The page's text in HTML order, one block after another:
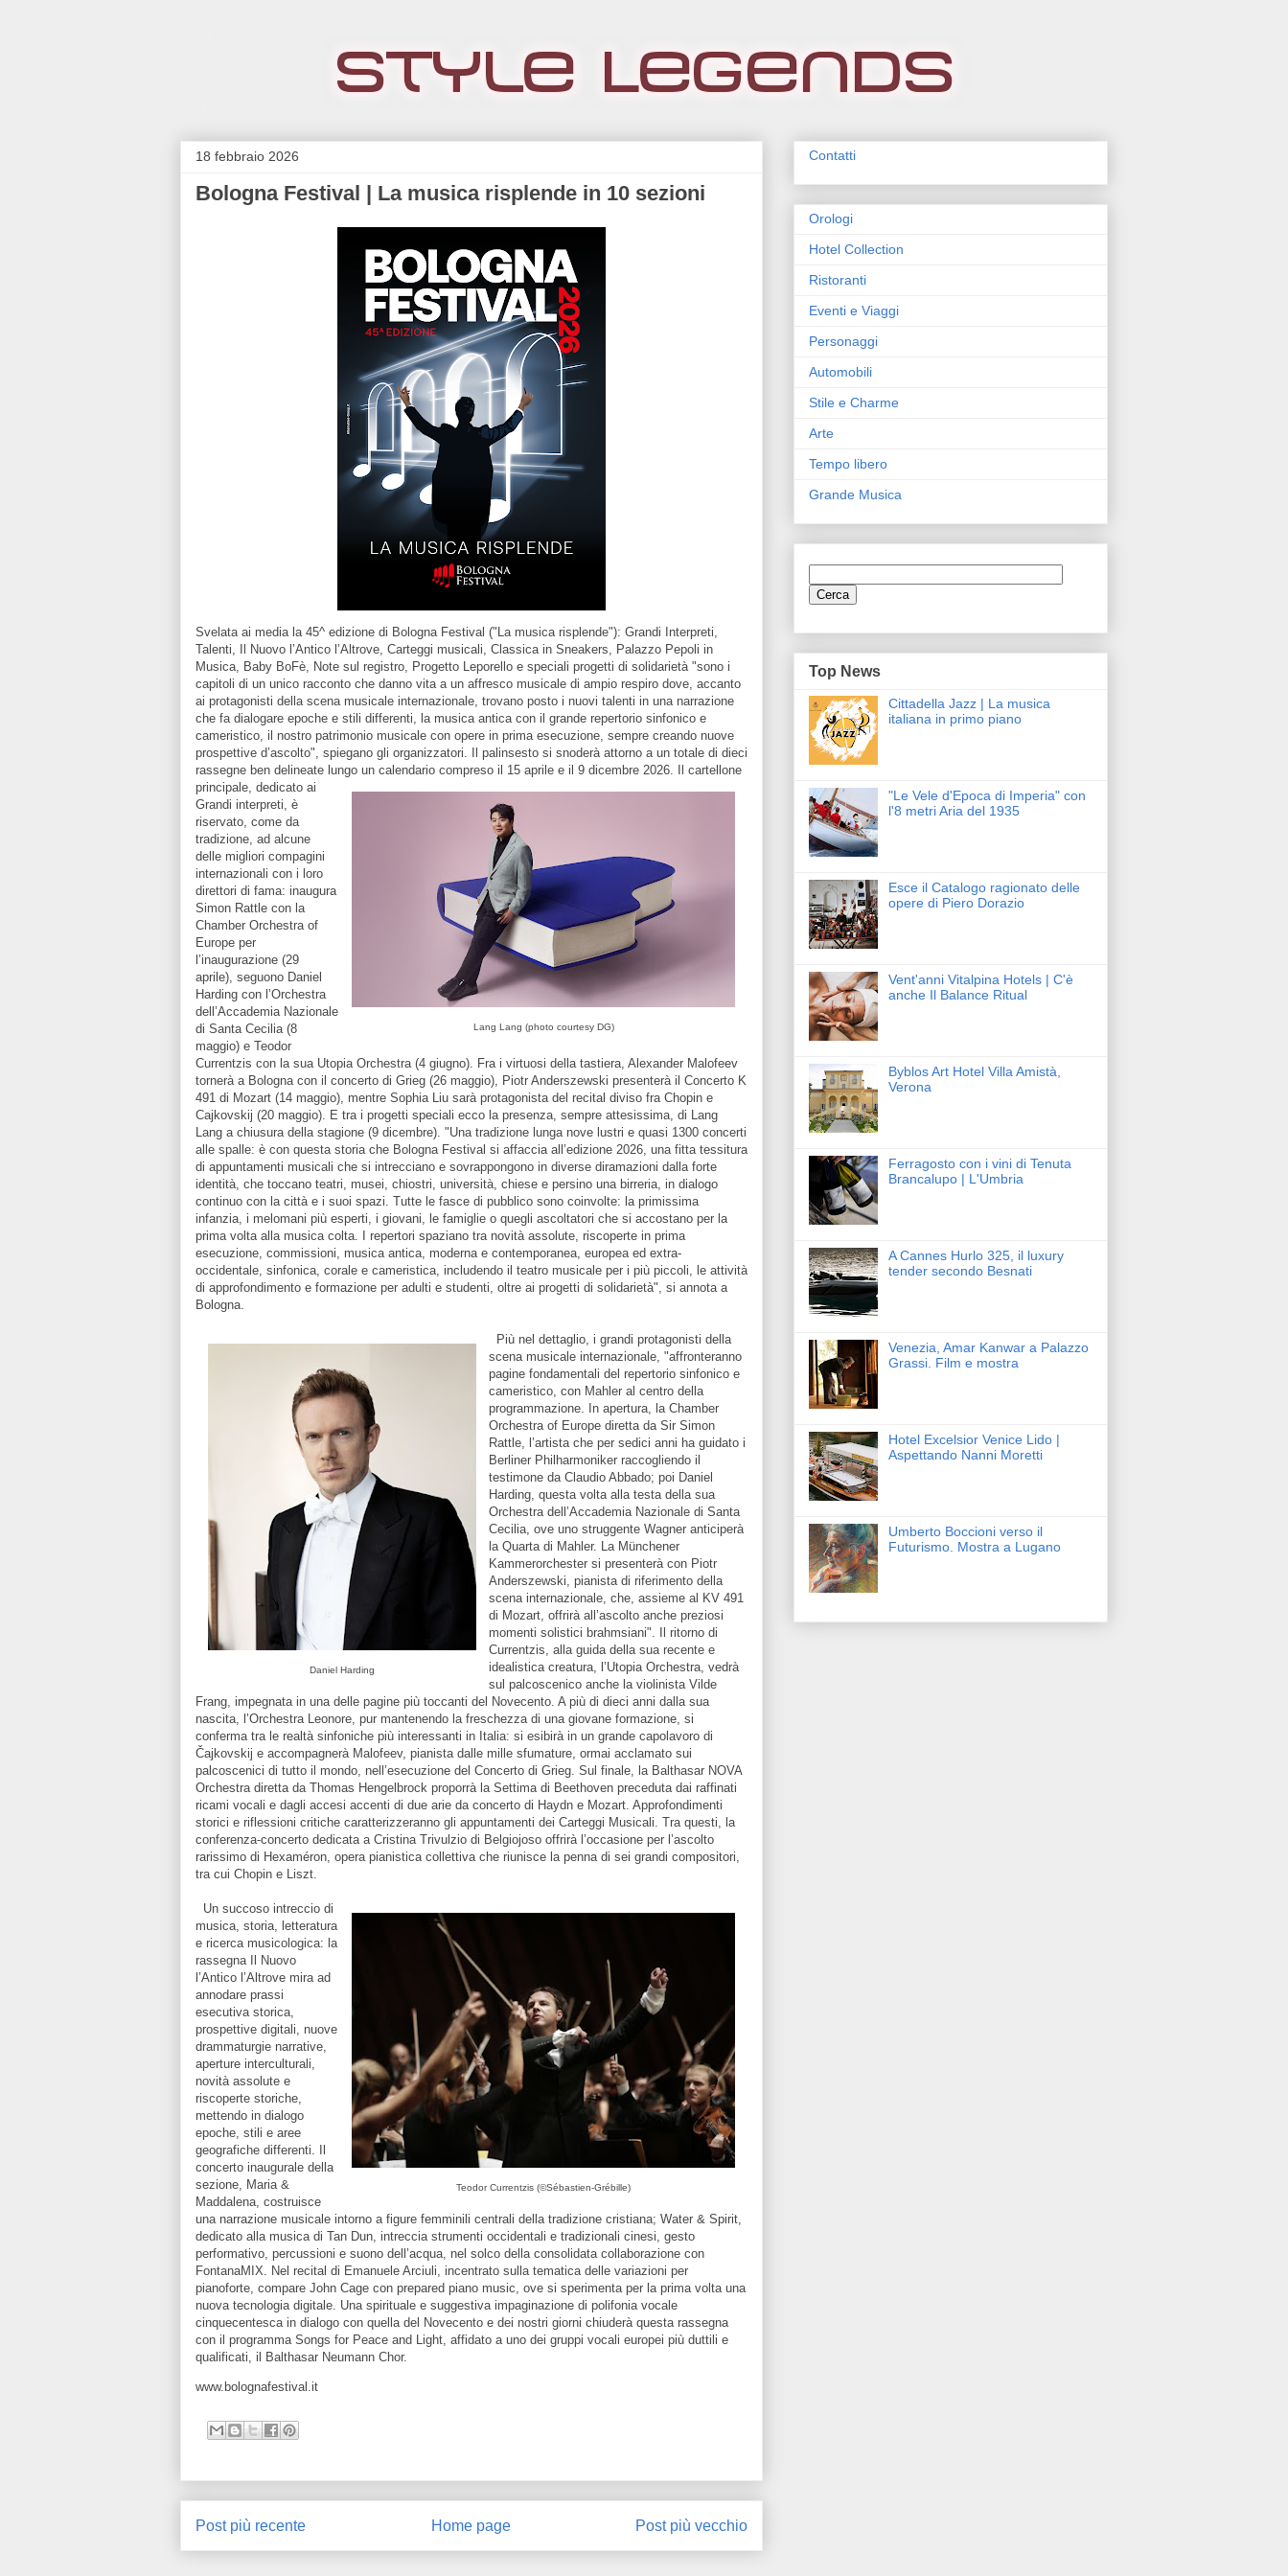
18 febbraio 2026
Bologna Festival | La musica risplende in 10 sezioni
Svelata ai media la 45^ edizione di Bologna Festival ("La musica risplende"): Grandi Interpreti,
Talenti, Il Nuovo l’Antico l’Altrove, Carteggi musicali, Classica in Sneakers, Palazzo Pepoli in
Musica, Baby BoFè, Note sul registro, Progetto Leporello e speciali progetti di solidarietà "sono i
capitoli di un unico racconto che danno vita a un affresco musicale di ampio respiro dove, accanto
ai protagonisti della scena musicale internazionale, trovano posto i nuovi talenti in una narrazione
che fa dialogare epoche e stili differenti, la musica antica con il grande repertorio sinfonico e
cameristico, il nostro patrimonio musicale con opere in prima esecuzione, sempre creando nuove
prospettive d’ascolto", spiegano gli organizzatori. Il palinsesto si snoderà attorno a un totale di dieci
rassegne ben delineate lungo un calendario compreso il 15 aprile e il 9 dicembre 2026.
Lang Lang (photo courtesy DG)
Il cartellone
principale, dedicato ai
Grandi interpreti, è
riservato, come da
tradizione, ad alcune
delle migliori compagini
internazionali con i loro
direttori di fama: inaugura
Simon Rattle con la
Chamber Orchestra of
Europe per
l’inaugurazione (29
aprile), seguono Daniel
Harding con l’Orchestra
dell’Accademia Nazionale
di Santa Cecilia (8
maggio) e Teodor
Currentzis con la sua Utopia Orchestra (4 giugno). Fra i virtuosi della tastiera, Alexander Malofeev
tornerà a Bologna con il concerto di Grieg (26 maggio), Piotr Anderszewski presenterà il Concerto K
491 di Mozart (14 maggio), mentre Sophia Liu sarà protagonista del recital diviso fra Chopin e
Cajkovskij (20 maggio). E tra i progetti speciali ecco la presenza, sempre attesissima, di Lang
Lang a chiusura della stagione (9 dicembre). "Una tradizione lunga nove lustri e quasi 1300 concerti
alle spalle: è con questa storia che Bologna Festival si affaccia all’edizione 2026, una fitta tessitura
di appuntamenti musicali che si intrecciano e sovrappongono in diverse diramazioni dalla forte
identità, che toccano teatri, musei, chiostri, università, chiese e persino una birreria, in dialogo
continuo con la città e i suoi spazi. Tutte le fasce di pubblico sono coinvolte: la primissima
infanzia, i melomani più esperti, i giovani, le famiglie o quegli ascoltatori che si accostano per la
prima volta alla musica colta. I repertori spaziano tra novità assolute, riscoperte in prima
esecuzione, commissioni, musica antica, moderna e contemporanea, europea ed extra-
occidentale, sinfonica, corale e cameristica, includendo il teatro musicale per i più piccoli, le attività
di approfondimento e formazione per adulti e studenti, oltre ai progetti di solidarietà", si annota a
Bologna.
Daniel Harding
Più nel dettaglio, i grandi protagonisti della
scena musicale internazionale, "affronteranno
pagine fondamentali del repertorio sinfonico e
cameristico, con Mahler al centro della
programmazione. In apertura, la Chamber
Orchestra of Europe diretta da Sir Simon
Rattle, l’artista che per sedici anni ha guidato i
Berliner Philharmoniker raccogliendo il
testimone da Claudio Abbado; poi Daniel
Harding, questa volta alla testa della sua
Orchestra dell’Accademia Nazionale di Santa
Cecilia, ove uno struggente Wagner anticiperà
la Quarta di Mahler. La Münchener
Kammerorchester si presenterà con Piotr
Anderszewski, pianista di riferimento della
scena internazionale, che, assieme al KV 491
di Mozart, offrirà all’ascolto anche preziosi
momenti solistici brahmsiani". Il ritorno di
Currentzis, alla guida della sua recente e
idealistica creatura, l’Utopia Orchestra, vedrà
sul palcoscenico anche la violinista Vilde
Frang, impegnata in una delle pagine più toccanti del Novecento. A più di dieci anni dalla sua
nascita, l’Orchestra Leonore, pur mantenendo la freschezza di una giovane formazione, si
conferma tra le realtà sinfoniche più interessanti in Italia: si esibirà in un grande capolavoro di
Čajkovskij e accompagnerà Malofeev, pianista dalle mille sfumature, ormai acclamato sui
palcoscenici di tutto il mondo, nell’esecuzione del Concerto di Grieg. Sul finale, la Balthasar NOVA
Orchestra diretta da Thomas Hengelbrock proporrà la Settima di Beethoven preceduta dai raffinati
ricami vocali e dagli accesi accenti di due arie da concerto di Haydn e Mozart. Approfondimenti
storici e riflessioni critiche caratterizzeranno gli appuntamenti dei Carteggi Musicali. Tra questi, la
conferenza-concerto dedicata a Cristina Trivulzio di Belgiojoso offrirà l’occasione per l’ascolto
rarissimo di Hexaméron, opera pianistica collettiva che riunisce la penna di sei grandi compositori,
tra cui Chopin e Liszt.
Teodor Currentzis (©Sébastien-Grébille)
Un succoso intreccio di
musica, storia, letteratura
e ricerca musicologica: la
rassegna Il Nuovo
l’Antico l’Altrove mira ad
annodare prassi
esecutiva storica,
prospettive digitali, nuove
drammaturgie narrative,
aperture interculturali,
novità assolute e
riscoperte storiche,
mettendo in dialogo
epoche, stili e aree
geografiche differenti. Il
concerto inaugurale della
sezione, Maria &
Maddalena, costruisce
una narrazione musicale intorno a figure femminili centrali della tradizione cristiana; Water & Spirit,
dedicato alla musica di Tan Dun, intreccia strumenti occidentali e tradizionali cinesi, gesto
performativo, percussioni e suono dell’acqua, nel solco della consolidata collaborazione con
FontanaMIX. Nel recital di Emanuele Arciuli, incentrato sulla tematica delle variazioni per
pianoforte, compare John Cage con prepared piano music, ove si sperimenta per la prima volta una
nuova tecnologia digitale. Una spirituale e suggestiva impaginazione di polifonia vocale
cinquecentesca in dialogo con quella del Novecento e dei nostri giorni chiuderà questa rassegna
con il programma Songs for Peace and Light, affidato a uno dei gruppi vocali europei più duttili e
qualificati, il Balthasar Neumann Chor.
www.bolognafestival.it
Post più recente Post più vecchio
Home page
Contatti
Orologi
Hotel Collection
Ristoranti
Eventi e Viaggi
Personaggi
Automobili
Stile e Charme
Arte
Tempo libero
Grande Musica
Top News
Cittadella Jazz | La musica
italiana in primo piano
"Le Vele d'Epoca di Imperia" con
l'8 metri Aria del 1935
Esce il Catalogo ragionato delle
opere di Piero Dorazio
Vent'anni Vitalpina Hotels | C'è
anche Il Balance Ritual
Byblos Art Hotel Villa Amistà,
Verona
Ferragosto con i vini di Tenuta
Brancalupo | L'Umbria
A Cannes Hurlo 325, il luxury
tender secondo Besnati
Venezia, Amar Kanwar a Palazzo
Grassi. Film e mostra
Hotel Excelsior Venice Lido |
Aspettando Nanni Moretti
Umberto Boccioni verso il
Futurismo. Mostra a Lugano